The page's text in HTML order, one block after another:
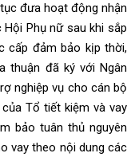
đưa hoạt động nhận
Phụ nữ sau khi sắp
cấp đảm bảo kịp thời,
thuận đã ký với Ngân
nghiệp vụ cho cán bộ
Tổ tiết kiệm và vay
bảo tuân thủ nguyên
vay theo nội dung các